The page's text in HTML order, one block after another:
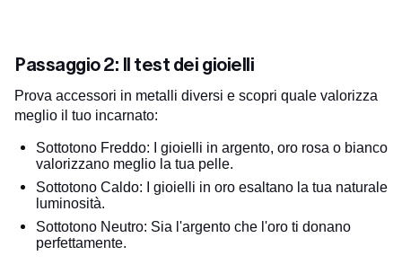
Passaggio 2: Il test dei gioielli
Prova accessori in metalli diversi e scopri quale valorizza
meglio il tuo incarnato:
Sottotono Freddo: I gioielli in argento, oro rosa o bianco
valorizzano meglio la tua pelle.
Sottotono Caldo: I gioielli in oro esaltano la tua naturale
luminosità.
Sottotono Neutro: Sia l'argento che l'oro ti donano
perfettamente.